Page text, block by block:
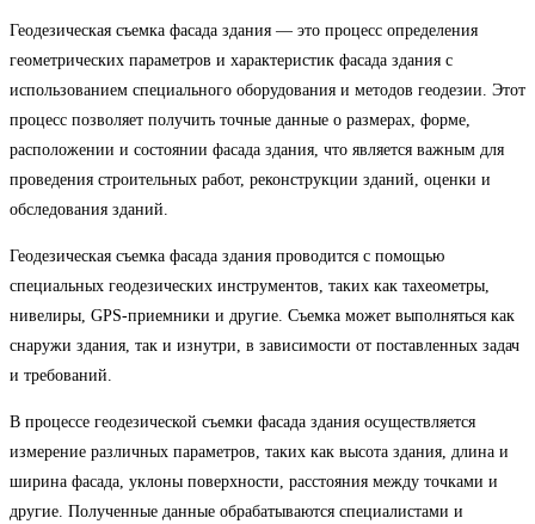
Геодезическая съемка фасада здания — это процесс определения
геометрических параметров и характеристик фасада здания с
использованием специального оборудования и методов геодезии. Этот
процесс позволяет получить точные данные о размерах, форме,
расположении и состоянии фасада здания, что является важным для
проведения строительных работ, реконструкции зданий, оценки и
обследования зданий.
Геодезическая съемка фасада здания проводится с помощью
специальных геодезических инструментов, таких как тахеометры,
нивелиры, GPS-приемники и другие. Съемка может выполняться как
снаружи здания, так и изнутри, в зависимости от поставленных задач
и требований.
В процессе геодезической съемки фасада здания осуществляется
измерение различных параметров, таких как высота здания, длина и
ширина фасада, уклоны поверхности, расстояния между точками и
другие. Полученные данные обрабатываются специалистами и